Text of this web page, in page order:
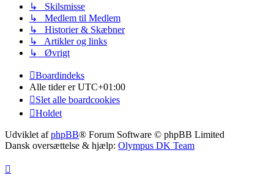
↳ Skilsmisse
↳ Medlem til Medlem
↳ Historier & Skæbner
↳ Artikler og links
↳ Øvrigt
Boardindeks
Alle tider erUTC+01:00
Slet alle boardcookies
Holdet
Udviklet afphpBB® Forum Software © phpBB Limited
Dansk oversættelse & hjælp: Olympus DK Team